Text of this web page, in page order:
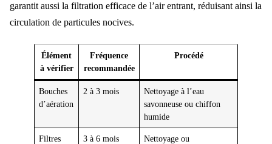
garantit aussi la filtration efficace de l’air entrant, réduisant ainsi la
circulation de particules nocives.
Élément
à vérifier
Fréquence
recommandée
Procédé
Bouches
d’aération
2 à 3 mois
Nettoyage à l’eau
savonneuse ou chiffon
humide
Filtres 3 à 6 mois
Nettoyage ou